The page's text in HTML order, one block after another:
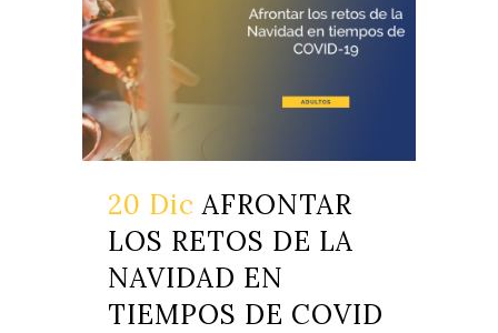
20 Dic AFRONTAR
LOS RETOS DE LA
NAVIDAD EN
TIEMPOS DE COVID